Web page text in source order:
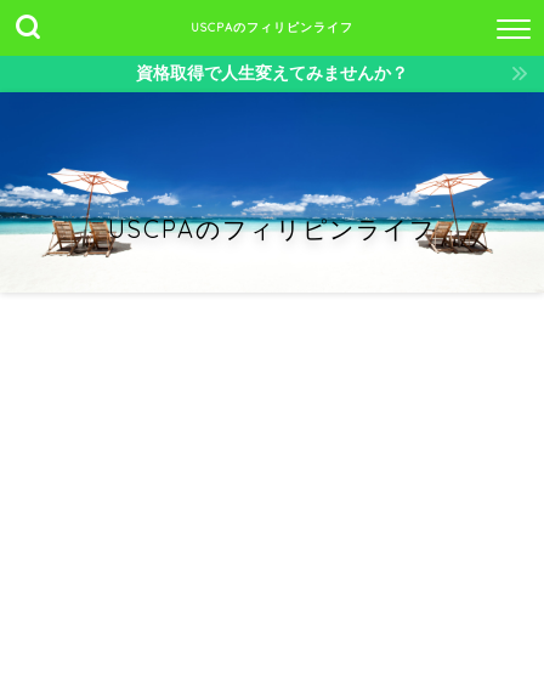
USCPAのフィリピンライフ
資格取得で人生変えてみませんか？
USCPAのフィリピンライフ